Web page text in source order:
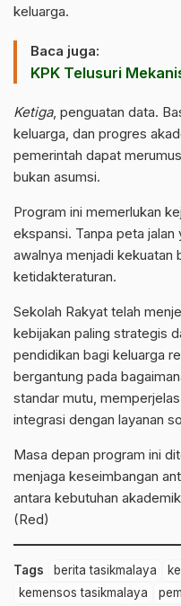
keluarga.
Baca juga:
KPK Telusuri
Ketiga, penguatan data.
keluarga, dan progres
pemerintah dapat
bukan asumsi.
Program ini memerlukan
ekspansi. Tanpa peta
awalnya menjadi kekuatan
ketidakteraturan.
Sekolah Rakyat telah
kebijakan paling strategis
pendidikan bagi keluarga
bergantung pada
standar mutu,
integrasi dengan layanan
Masa depan program ini
menjaga keseimbangan
antara kebutuhan
(Red)
Tags berita tasikmalaya
kemensos tasikmalaya